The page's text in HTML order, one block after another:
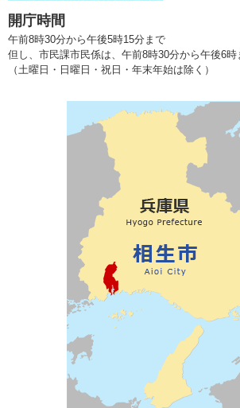
開庁時間
午前8時30分から午後5時15分まで
但し、市民課市民係は、午前8時30分から午後6時
（土曜日・日曜日・祝日・年末年始は除く）